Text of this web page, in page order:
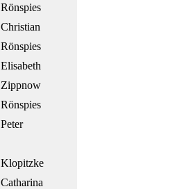
Rönspies
Christian
Rönspies
Elisabeth
Zippnow
Rönspies
Peter
Klopitzke
Catharina